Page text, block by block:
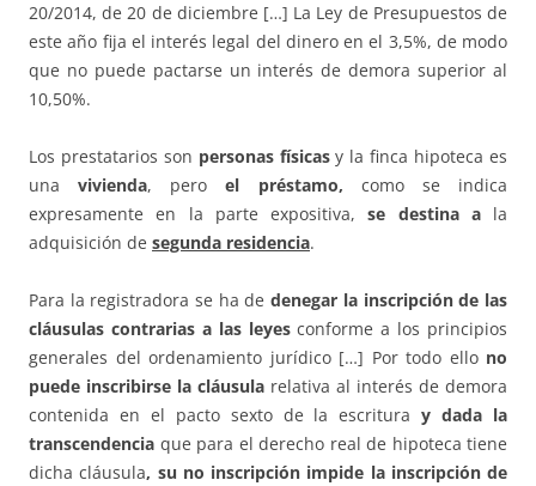
20/2014, de 20 de diciembre […] La Ley de Presupuestos de
este año fija el interés legal del dinero en el 3,5%, de modo
que no puede pactarse un interés de demora superior al
10,50%.
Los prestatarios son personas físicasy la finca hipoteca es
unavivienda, peroel préstamo, como se indica
expresamente en la parte expositiva, se destina a la
adquisición de segunda residencia.
Para la registradora se ha dedenegar la inscripción de las
cláusulas contrarias a las leyesconforme a los principios
generales del ordenamiento jurídico […] Por todo ello no
puede inscribirse la cláusula relativa al interés de demora
contenida en el pacto sexto de la escrituray dada la
transcendencia que para el derecho real de hipoteca tiene
dicha cláusula, su no inscripción impide la inscripción de